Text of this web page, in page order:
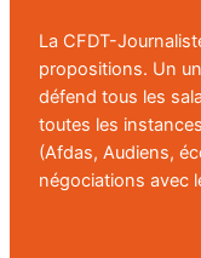
La CFDT-
propositions. Un
défend tous les
toutes les
(Afdas, Audiens,
négociations avec